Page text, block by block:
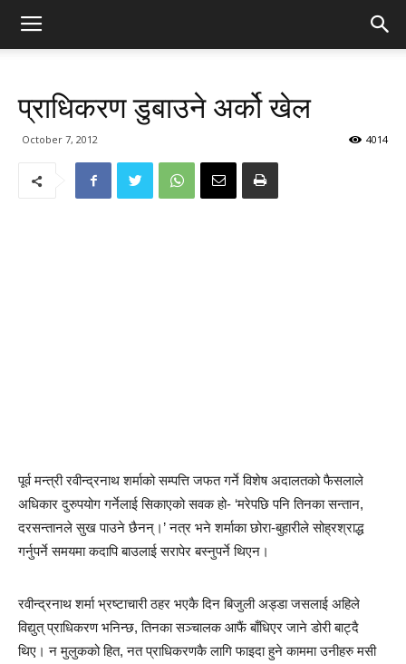
प्राधिकरण डुबाउने अर्को खेल
October 7, 2012 4014
पूर्व मन्त्री रवीन्द्रनाथ शर्माको सम्पत्ति जफत गर्ने विशेष अदालतको फैसलाले
अधिकार दुरुपयोग गर्नेलाई सिकाएको सवक हो- ‘मरेपछि पनि तिनका सन्तान,
दरसन्तानले सुख पाउने छैनन्।’ नत्र भने शर्माका छोरा-बुहारीले सोह्रश्राद्ध
गर्नुपर्ने समयमा कदापि बाउलाई सरापेर बस्नुपर्ने थिएन।
रवीन्द्रनाथ शर्मा भ्रष्टाचारी ठहर भएकै दिन बिजुली अड्डा जसलाई अहिले
विद्युत् प्राधिकरण भनिन्छ, तिनका सञ्चालक आफैं बाँधिएर जाने डोरी बाट्दै
थिए। न मुलुकको हित, नत प्राधिकरणकै लागि फाइदा हुने काममा उनीहरु मसी